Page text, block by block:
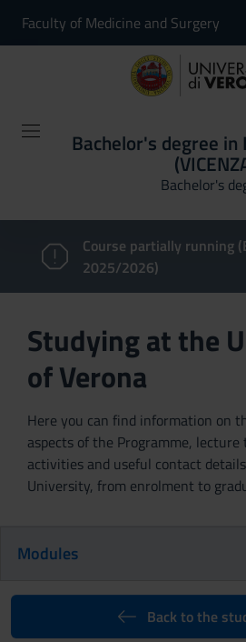
Faculty of Medicine and Surgery
Bachelor's degree
Bachelor's
Course partially running
2025/2026)
Studying at the
of Verona
Here you can find information on
aspects of the Programme,
activities and useful contact
University, from enrolment to
Modules
Back to the